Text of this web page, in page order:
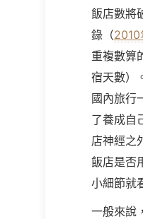
飯店數將
錄（2010
重複數算
宿天數）
國內旅行
了養成自
店神經之
飯店是否
小細節就
一般來說